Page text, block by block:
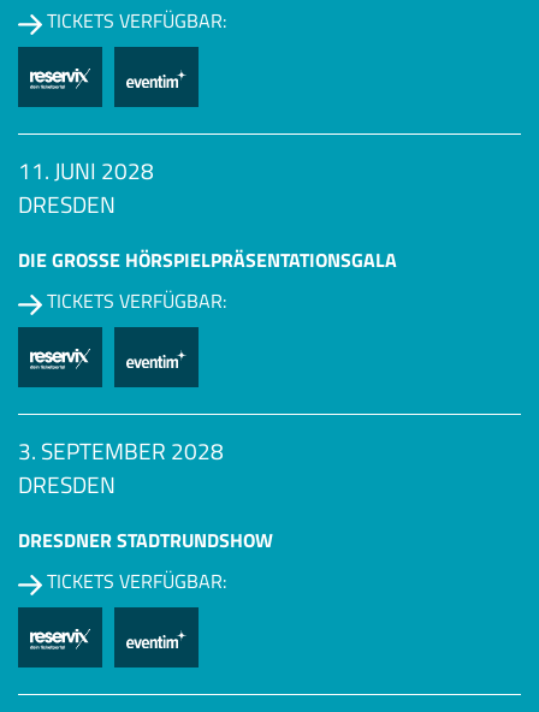
TICKETS VERFÜGBAR:
11. JUNI 2028
DRESDEN
DIE GROSSE HÖRSPIEL­PRÄSENTATIONSGALA
TICKETS VERFÜGBAR:
3. SEPTEMBER 2028
DRESDEN
DRESDNER STADTRUNDSHOW
TICKETS VERFÜGBAR: